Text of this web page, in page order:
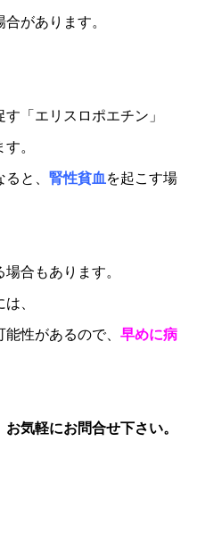
があります。
「エリスロポエチン」
。
と、 腎性貧血 を起こす場
合もあります。
、
性があるので、 早めに病
気軽にお問合せ下さい。